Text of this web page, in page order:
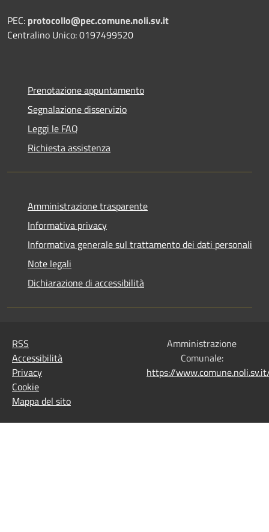
PEC: protocollo@pec.comune.noli.sv.it
Centralino Unico: 0197499520
Prenotazione appuntamento
Segnalazione disservizio
Leggi le FAQ
Richiesta assistenza
Amministrazione trasparente
Informativa privacy
Informativa generale sul trattamento dei dati personali
Note legali
Dichiarazione di accessibilità
RSS
Accessibilità
Privacy
Cookie
Mappa del sito
Amministrazione
Comunale:
https://